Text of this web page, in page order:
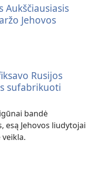
Aukščiausiasis
Jehovos
Rusijos
sufabrikuoti
bandė
Jehovos liudytojai